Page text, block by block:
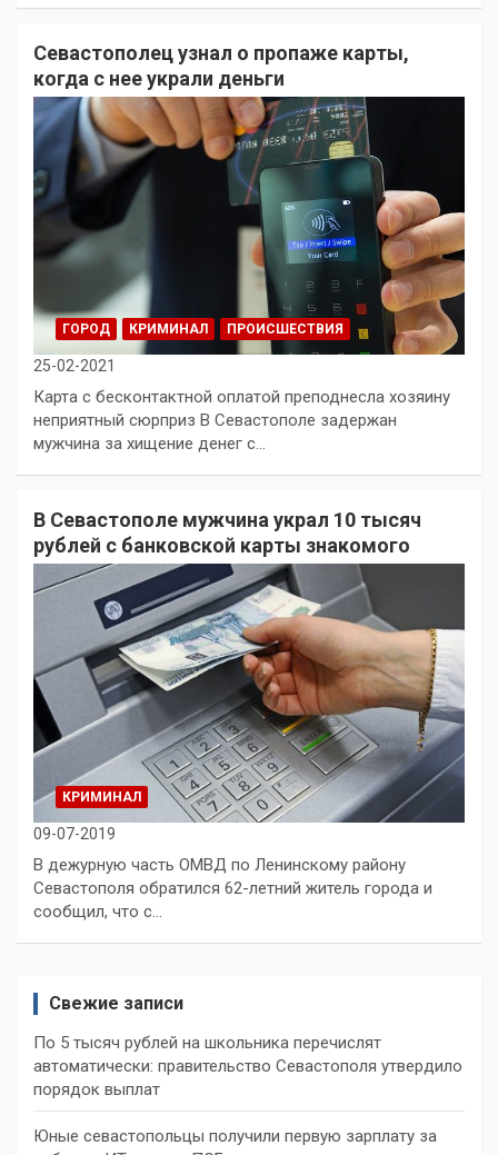
Севастополец узнал о пропаже карты,
когда с нее украли деньги
ГОРОД КРИМИНАЛ ПРОИСШЕСТВИЯ
25-02-2021
Карта с бесконтактной оплатой преподнесла хозяину
неприятный сюрприз В Севастополе задержан
мужчина за хищение денег с…
В Севастополе мужчина украл 10 тысяч
рублей с банковской карты знакомого
КРИМИНАЛ
09-07-2019
В дежурную часть ОМВД по Ленинскому району
Севастополя обратился 62-летний житель города и
сообщил, что с…
Свежие записи
По 5 тысяч рублей на школьника перечислят
автоматически: правительство Севастополя утвердило
порядок выплат
Юные севастопольцы получили первую зарплату за